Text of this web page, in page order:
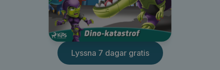
Lyssna 7 dagar gratis